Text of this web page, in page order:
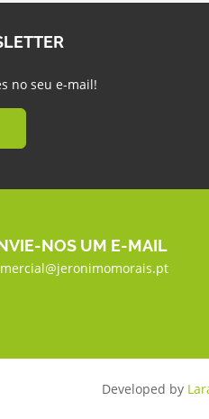
no seu e-mail!
NOS UM E-MAIL
Developed by